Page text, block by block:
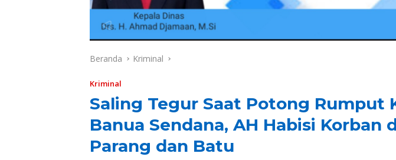
Beranda Kriminal
Kriminal
Saling Tegur Saat Potong Rumput
Banua Sendana, AH Habisi Korban
Parang dan Batu